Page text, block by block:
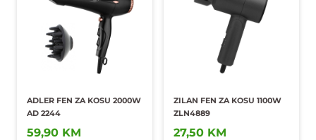
ADLER FEN ZA KOSU 2000W
AD 2244
59,90 KM
ZILAN FEN ZA KOSU 1100W
ZLN4889
27,50 KM